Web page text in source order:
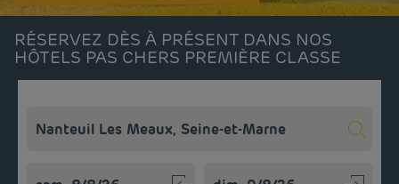
RÉSERVEZ DÈS À PRÉSENT DANS NOS
HÔTELS PAS CHERS PREMIÈRE CLASSE